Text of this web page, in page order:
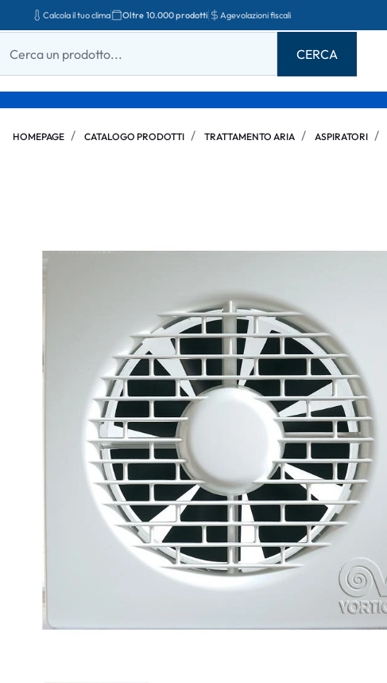
Calcola il tuo clima Oltre 10.000 prodotti Agevolazioni fiscali
HOMEPAGE CATALOGO PRODOTTI TRATTAMENTO ARIA ASPIRATORI